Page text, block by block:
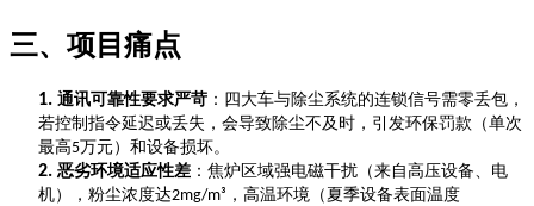
三、项目痛点
1. 通讯可靠性要求严苛 ：四大车与除尘系统的连锁信号需零丢包，
若控制指令延迟或丢失，会导致除尘不及时，引发环保罚款（单次
最高5万元）和设备损坏。
2. 恶劣环境适应性差 ：焦炉区域强电磁干扰（来自高压设备、电
机），粉尘浓度达2mg/m³ ，高温环境（夏季设备表面温度